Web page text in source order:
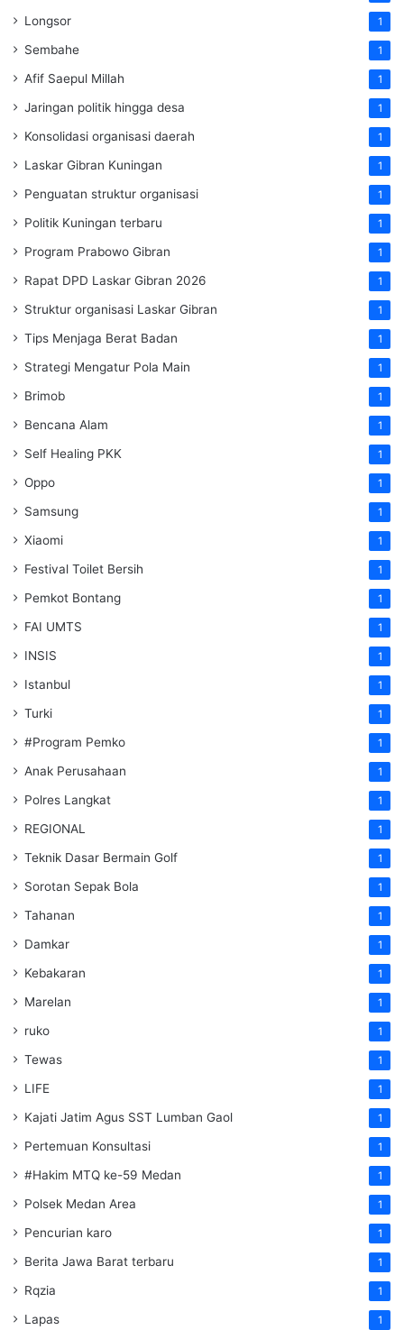
Longsor 1
Sembahe 1
Afif Saepul Millah 1
Jaringan politik hingga desa 1
Konsolidasi organisasi daerah 1
Laskar Gibran Kuningan 1
Penguatan struktur organisasi 1
Politik Kuningan terbaru 1
Program Prabowo Gibran 1
Rapat DPD Laskar Gibran 2026 1
Struktur organisasi Laskar Gibran 1
Tips Menjaga Berat Badan 1
Strategi Mengatur Pola Main 1
Brimob 1
Bencana Alam 1
Self Healing PKK 1
Oppo 1
Samsung 1
Xiaomi 1
Festival Toilet Bersih 1
Pemkot Bontang 1
FAI UMTS 1
INSIS 1
Istanbul 1
Turki 1
#Program Pemko 1
Anak Perusahaan 1
Polres Langkat 1
REGIONAL 1
Teknik Dasar Bermain Golf 1
Sorotan Sepak Bola 1
Tahanan 1
Damkar 1
Kebakaran 1
Marelan 1
ruko 1
Tewas 1
LIFE 1
Kajati Jatim Agus SST Lumban Gaol 1
Pertemuan Konsultasi 1
#Hakim MTQ ke-59 Medan 1
Polsek Medan Area 1
Pencurian karo 1
Berita Jawa Barat terbaru 1
Rqzia 1
Lapas 1